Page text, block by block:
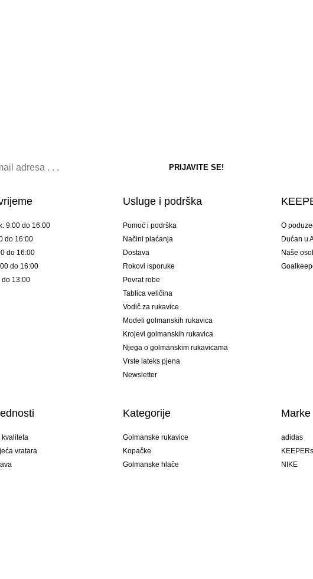
9:00 do 16:00
do 16:00
do 16:00
do 16:00
do 13:00
Usluge i podrška
Pomoć i podrška
Načini plaćanja
Dostava
Rokovi isporuke
Povrat robe
Tablica veličina
Vodič za rukavice
Modeli golmanskih rukavica
Krojevi golmanskih rukavica
Njega o golmanskim rukavicama
Vrste lateks pjena
Newsletter
O
Dućan u
Naše
vratara
Kategorije
Golmanske rukavice
Kopačke
Golmanske hlače
Marke
adidas
NIKE